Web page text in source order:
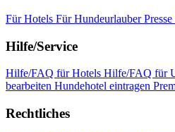
Für Hotels Für HundeurlauberPresse
Hilfe/Service
Hilfe/FAQ für Hotels Hilfe/FAQ für
bearbeiten Hundehotel eintragen
Rechtliches